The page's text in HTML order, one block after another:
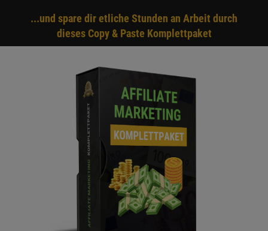
...und spare dir etliche Stunden an Arbeit durch
dieses Copy & Paste Komplettpaket